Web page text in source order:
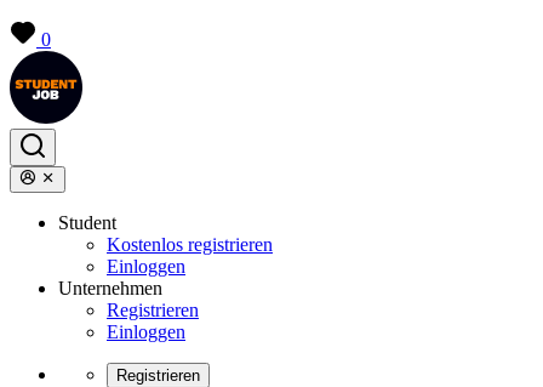
0
Student
Kostenlos registrieren
Einloggen
Unternehmen
Registrieren
Einloggen
Registrieren